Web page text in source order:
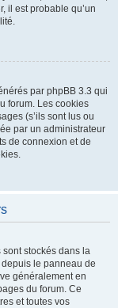
il est probable qu’un
par phpBB 3.3 qui
forum. Les cookies
(s’ils sont lus ou
par un administrateur
de connexion et de
stockés dans la
le panneau de
généralement en
du forum. Ce
et toutes vos